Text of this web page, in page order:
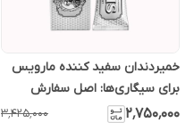
خمیردندان سفید کننده مارویس
برای سیگاری‌ها: اصل سفارش
ایتالیا
۲٬۷۵۰٬۰۰۰ ۳٬۴۲۵٬۰۰۰